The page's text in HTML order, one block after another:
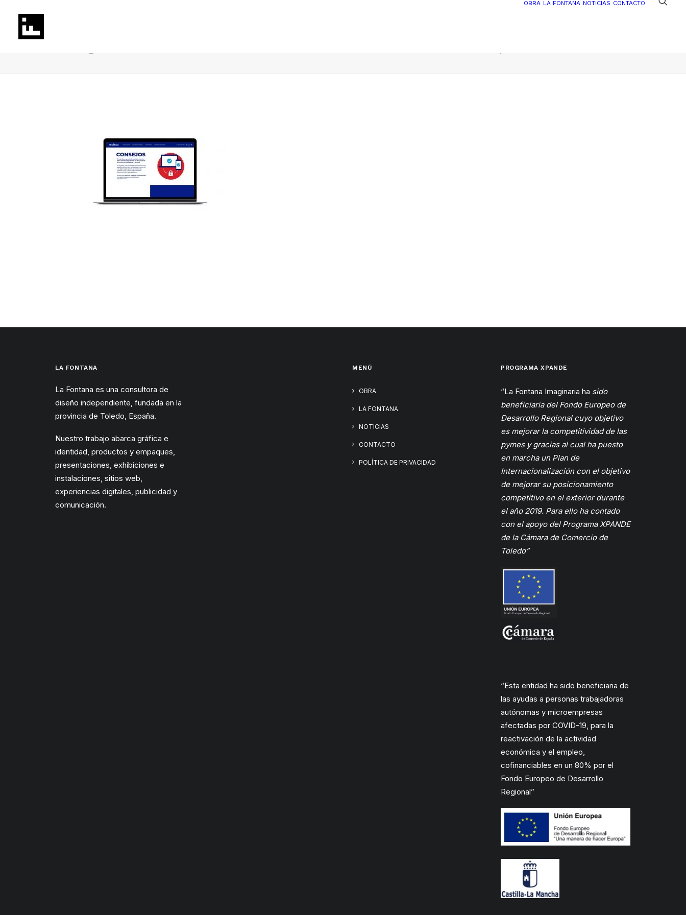
OBRA LA FONTANA NOTICIAS CONTACTO
LA FONTANA
La Fontana es una consultora de
diseño independiente, fundada en la
provincia de Toledo, España.
Nuestro trabajo abarca gráfica e
identidad, productos y empaques,
presentaciones, exhibiciones e
instalaciones, sitios web,
experiencias digitales, publicidad y
comunicación.
MENÚ
OBRA
LA FONTANA
NOTICIAS
CONTACTO
POLÍTICA DE PRIVACIDAD
PROGRAMA XPANDE
“La Fontana Imaginaria ha sido
beneficiaria del Fondo Europeo de
Desarrollo Regional cuyo objetivo
es mejorar la competitividad de las
pymes y gracias al cual ha puesto
en marcha un Plan de
Internacionalización con el objetivo
de mejorar su posicionamiento
competitivo en el exterior durante
el año 2019. Para ello ha contado
con el apoyo del Programa XPANDE
de la Cámarade Comercio de
Toledo”
“Esta entidad ha sido beneficiaria de
las ayudas a personas trabajadoras
autónomas y microempresas
afectadas por COVID-19, para la
reactivación de la actividad
económica y el empleo,
cofinanciables en un 80% por el
Fondo Europeo de Desarrollo
Regional”